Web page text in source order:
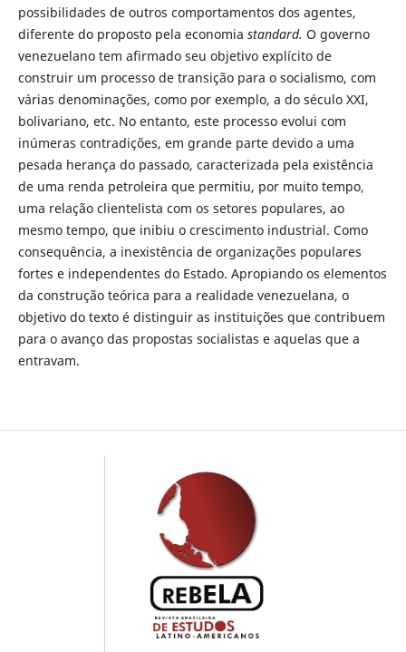
possibilidades de outros comportamentos dos agentes,
diferente do proposto pela economia standard. O governo
venezuelano tem afirmado seu objetivo explícito de
construir um processo de transição para o socialismo, com
várias denominações, como por exemplo, a do século XXI,
bolivariano, etc. No entanto, este processo evolui com
inúmeras contradições, em grande parte devido a uma
pesada herança do passado, caracterizada pela existência
de uma renda petroleira que permitiu, por muito tempo,
uma relação clientelista com os setores populares, ao
mesmo tempo, que inibiu o crescimento industrial. Como
consequência, a inexistência de organizações populares
fortes e independentes do Estado. Apropiando os elementos
da construção teórica para a realidade venezuelana, o
objetivo do texto é distinguir as instituições que contribuem
para o avanço das propostas socialistas e aquelas que a
entravam.